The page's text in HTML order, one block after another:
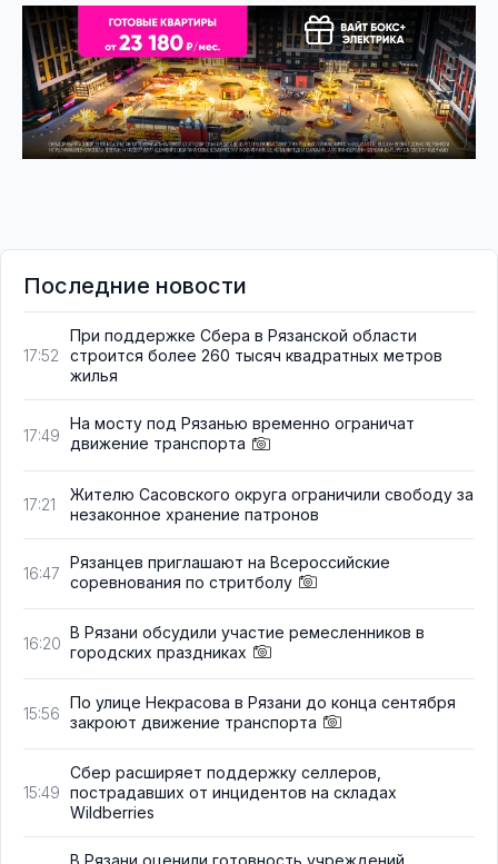
Последние новости
17:52
При поддержке Сбера в Рязанской области
строится более 260 тысяч квадратных метров
жилья
17:49
На мосту под Рязанью временно ограничат
движение транспорта
17:21
Жителю Сасовского округа ограничили свободу за
незаконное хранение патронов
16:47
Рязанцев приглашают на Всероссийские
соревнования по стритболу
16:20
В Рязани обсудили участие ремесленников в
городских праздниках
15:56
По улице Некрасова в Рязани до конца сентября
закроют движение транспорта
15:49
Сбер расширяет поддержку селлеров,
пострадавших от инцидентов на складах
Wildberries